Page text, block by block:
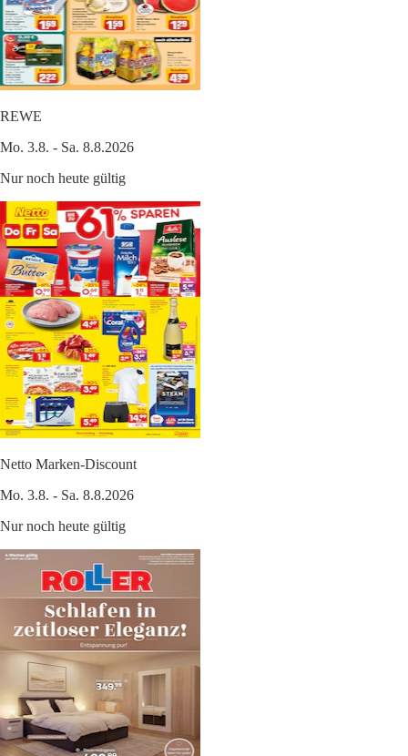
REWE
Mo. 3.8. - Sa. 8.8.2026
Nur noch heute gültig
Netto Marken-Discount
Mo. 3.8. - Sa. 8.8.2026
Nur noch heute gültig